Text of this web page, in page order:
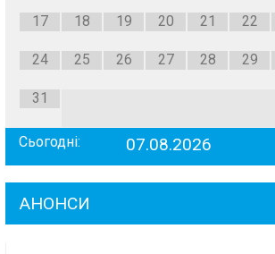
17 18 19 20 21 22
24 25 26 27 28 29
31
Сьогодні: 07.08.2026
АНОНСИ